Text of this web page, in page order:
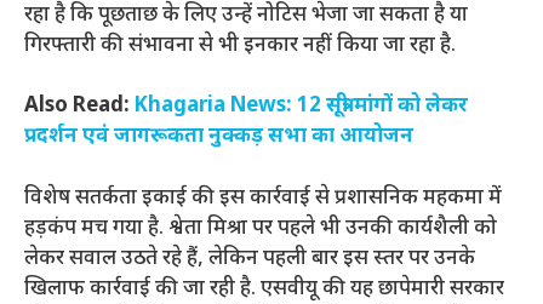
रहा है कि पूछताछ के लिए उन्हें नोटिस भेजा जा सकता है या
गिरफ्तारी की संभावना से भी इनकार नहीं किया जा रहा है.
Also Read: Khagaria News: 12 सूत्री मांगों को लेकर
प्रदर्शन एवं जागरूकता नुक्कड़ सभा का आयोजन
विशेष सतर्कता इकाई की इस कार्रवाई से प्रशासनिक महकमा में
हड़कंप मच गया है. श्वेता मिश्रा पर पहले भी उनकी कार्यशैली को
लेकर सवाल उठते रहे हैं, लेकिन पहली बार इस स्तर पर उनके
खिलाफ कार्रवाई की जा रही है. एसवीयू की यह छापेमारी सरकार